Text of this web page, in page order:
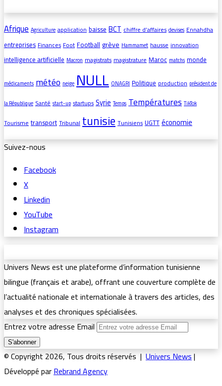
Afrique Agriculture applicationbaisseBCTchiffre d’affaires devises Ennahdha
entreprisesFinancesFootFootballgrève Hammamet hausseinnovation
intelligence artificielle Macron magistratsmagistratureMaroc matchs monde
médicaments météo neige NULL ONAGRI Politique production président de
la République Santé start-up startupsSyrie Temps Températures TikTok
TourismetransportTribunaltunisieTunisiensUGTTéconomie
Suivez-nous
Facebook
X
Linkedin
YouTube
Instagram
Univers News est une plateforme d’information tunisienne
bilingue (français et arabe), offrant une couverture complète de
l’actualité nationale et internationale à travers des articles, des
analyses et des chroniques spécialisées.
Entrez votre adresse Email
© Copyright 2026, Tous droits réservés |Univers News|
Développé parRebrand Agency